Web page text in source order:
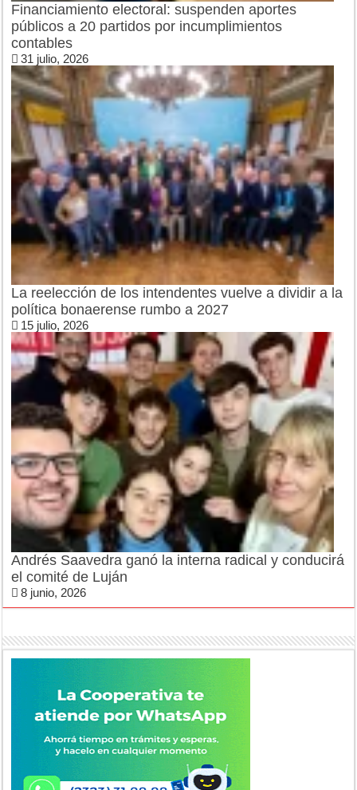
Financiamiento electoral: suspenden aportes
públicos a 20 partidos por incumplimientos
contables
31 julio, 2026
La reelección de los intendentes vuelve a dividir a la
política bonaerense rumbo a 2027
15 julio, 2026
Andrés Saavedra ganó la interna radical y conducirá
el comité de Luján
8 junio, 2026